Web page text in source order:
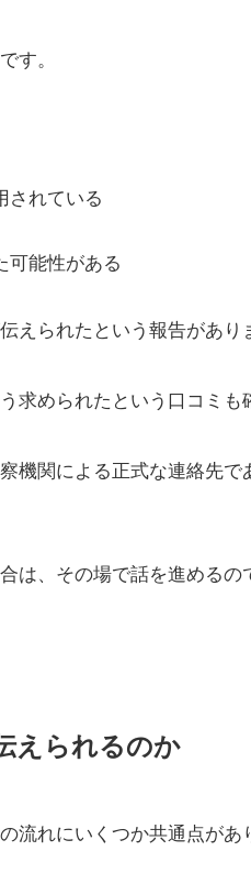
す。
されている
可能性がある
えられたという報告があり
求められたという口コミも
機関による正式な連絡先
は、その場で話を進める
えられるのか
れにいくつか共通点があ